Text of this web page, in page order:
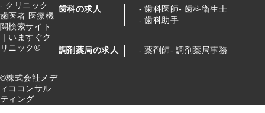
クリニック
歯医者 医療機
関検索サイト
｜いますぐク
リニック®
©株式会社メデ
ィココンサル
ティング
歯科の求人 歯科医師
歯科衛生士
歯科助手
調剤薬局の求人 薬剤師 調剤薬局事務